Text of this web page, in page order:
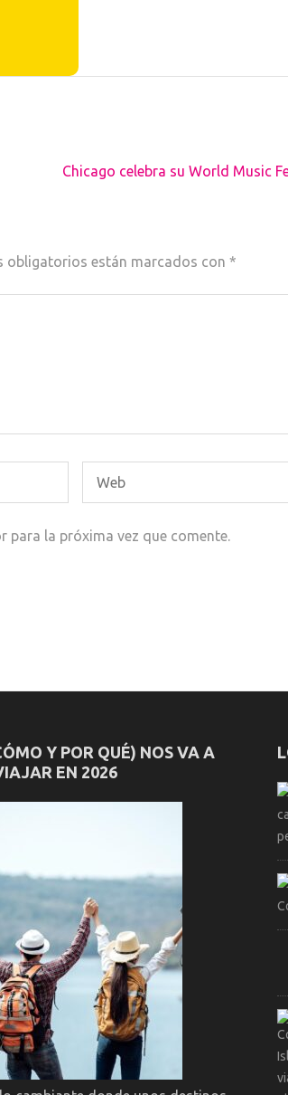
Chicago celebra su World Music
obligatorios están marcados con *
para la próxima vez que comente.
Y POR QUÉ) NOS VA A
EN 2026